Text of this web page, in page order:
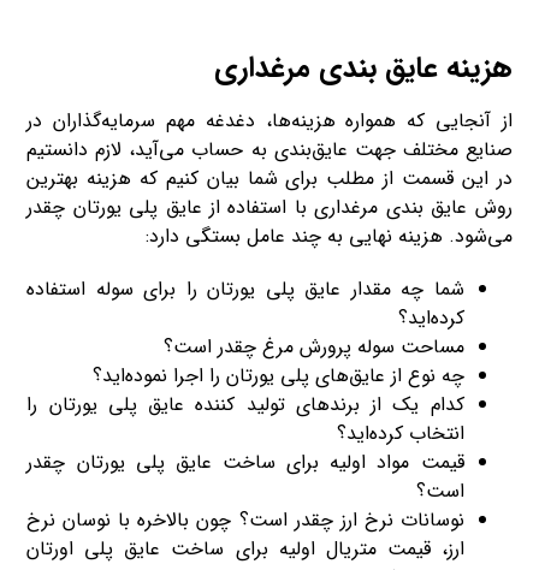
هزینه عایق بندی مرغداری
از آنجایی که همواره هزینه‌ها، دغدغه مهم سرمایه‌گذاران در
صنایع مختلف جهت عایق‌بندی به حساب می‌آید، لازم دانستیم
در این قسمت از مطلب برای شما بیان کنیم که هزینه بهترین
روش عایق ‌بندی مرغداری با استفاده از عایق پلی یورتان چقدر
می‌شود. هزینه نهایی به چند عامل بستگی دارد:
شما چه مقدار عایق پلی یورتان را برای سوله استفاده
کرده‌اید؟
مساحت سوله پرورش مرغ چقدر است؟
چه نوع از عایق‌های پلی یورتان را اجرا نموده‌اید؟
کدام یک از برندهای تولید کننده عایق پلی یورتان را
انتخاب کرده‌اید؟
قیمت مواد اولیه برای ساخت عایق پلی یورتان چقدر
است؟
نوسانات نرخ ارز چقدر است؟ چون بالاخره با نوسان نرخ
ارز، قیمت متریال اولیه برای ساخت عایق پلی اورتان